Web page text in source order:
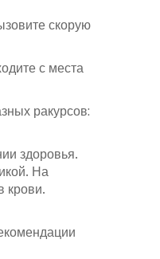
скорую
с места
ракурсов:
здоровья.
На
крови.